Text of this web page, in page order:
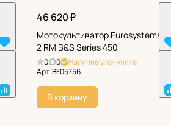
46 620 ₽
Мотокультиватор Eurosystems
2 RM B&S Series 450
0 0
Наличие уточняйте
Арт.BF05756
В корзину